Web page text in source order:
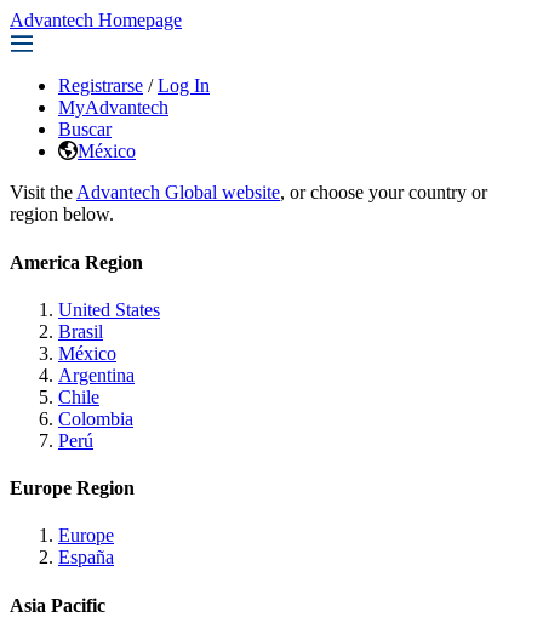
Advantech Homepage
Registrarse / Log In
MyAdvantech
Buscar
México
Visit the Advantech Global website, or choose your country or
region below.
America Region
United States
Brasil
México
Argentina
Chile
Colombia
Perú
Europe Region
Europe
España
Asia Pacific